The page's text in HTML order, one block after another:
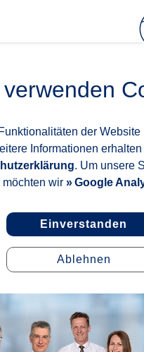
der
Informationen
. Um unsere
wir
Google
Einverstanden
Ablehnen